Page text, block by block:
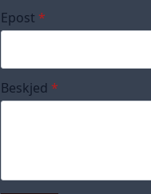
Epost *
Beskjed *